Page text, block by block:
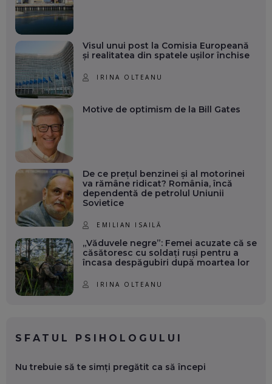
EP. 58
MARIUS PAȘCULEA, COFONDATOR AL KULTH: CUM
FOLOSEȘTI TEHNOLOGIA CA SĂ ÎȚI DESCHIZI DRUMUL
CĂTRE ARTĂ, LA NIVEL GLOBAL
EP. 57
ANDREI AVĂDANEI, BIT SENTINEL: CUM ÎȚI PROTEJEZI
EFICIENT VIAȚA ONLINE. ȘI CARE SUNT PRIMII PAȘI ÎNTR-O
CARIERĂ DE „HACKER CU PERMIS”
EP. 56
DOINA VÎLCEANU, CONTENTSPEED: VREI SUCCES ONLINE?
ÎNVAȚĂ AEO ȘI GEO!
EP. 55
OLIVIU MATEI, HOLISUN: SOFTWARE DE LA CLUJ PENTRU
WASHINGTON, OCHELARI INTELIGENȚI ȘI FERME
VERTICALE FĂRĂ PĂMÂNT
EP. 54
VALENTIN VANCEA, CEO AL PATRIA BANK: AUTOMATIZĂM
PROCESE, DAR CE FACEM CÂND PICĂ BAZA DE DATE, LA
VOICU OPREAN (AROBS): CUM CONSTRUIEȘTI O COMPANIE
TA LOCALĂ - ȘI CE SĂ DAI ÎNAPOI
Visul unui post la Comisia Europeană
și realitatea din spatele ușilor închise
IRINA OLTEANU
Motive de optimism de la Bill Gates
De ce prețul benzinei și al motorinei
va rămâne ridicat? România, încă
dependentă de petrolul Uniunii
Sovietice
EMILIAN ISAILĂ
„Văduvele negre”: Femei acuzate că se
căsătoresc cu soldați ruși pentru a
încasa despăgubiri după moartea lor
IRINA OLTEANU
SFATUL PSIHOLOGULUI
Nu trebuie să te simți pregătit ca să începi